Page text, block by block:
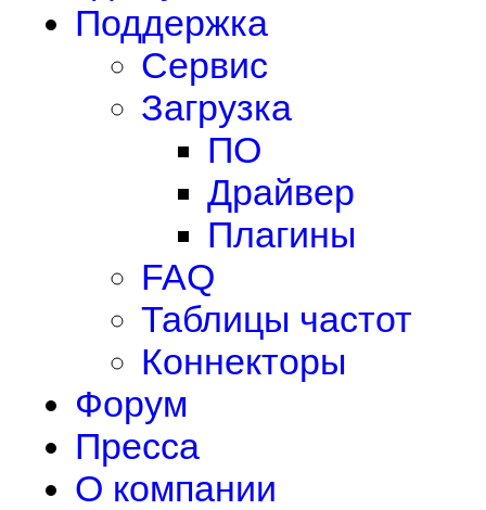
Поддержка
Сервис
Загрузка
ПО
Драйвер
Плагины
FAQ
Таблицы частот
Коннекторы
Форум
Пресса
О компании